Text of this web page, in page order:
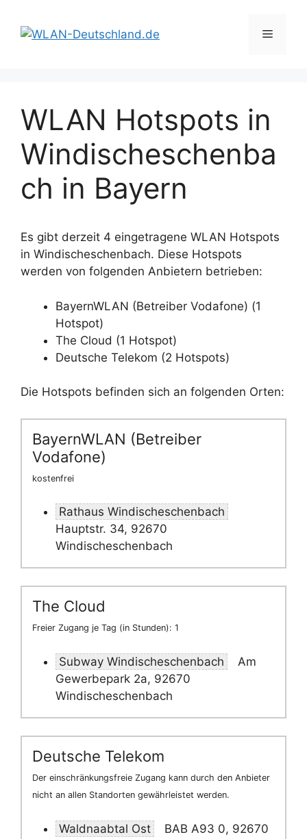
Inhalt
springen
Menü
WLAN Hotspots in
Windischeschenba
ch in Bayern
Es gibt derzeit 4 eingetragene WLAN Hotspots
in Windischeschenbach. Diese Hotspots
werden von folgenden Anbietern betrieben:
BayernWLAN (Betreiber Vodafone) (1
Hotspot)
The Cloud (1 Hotspot)
Deutsche Telekom (2 Hotspots)
Die Hotspots befinden sich an folgenden Orten:
BayernWLAN (Betreiber
Vodafone)
kostenfrei
Rathaus Windischeschenbach
Hauptstr. 34, 92670
Windischeschenbach
The Cloud
Freier Zugang je Tag (in Stunden): 1
Subway Windischeschenbach
Am
Gewerbepark 2a, 92670
Windischeschenbach
Deutsche Telekom
Der einschränkungsfreie Zugang kann durch den Anbieter
nicht an allen Standorten gewährleistet werden.
Waldnaabtal Ost
BAB A93 0, 92670